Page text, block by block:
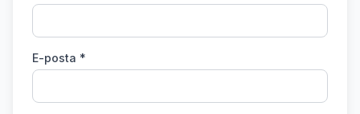
E-posta *